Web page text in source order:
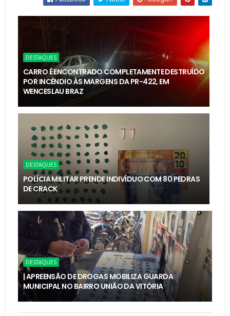
DESTAQUES
CARRO É ENCONTRADO COMPLETAMENTE DESTRUÍDO
POR INCÊNDIO ÀS MARGENS DA PR-422, EM
WENCESLAU BRAZ
DESTAQUES
POLÍCIA MILITAR PRENDE INDIVÍDUO COM 80 PEDRAS
DE CRACK
DESTAQUES
| APREENSÃO DE DROGAS MOBILIZA GUARDA
MUNICIPAL NO BAIRRO UNIÃO DA VITÓRIA